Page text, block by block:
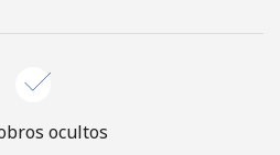
¿Olvidaste tu contraseña? →
ocultos